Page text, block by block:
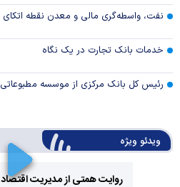
نفت، واسطه‌گری مالی و معدن نقطه اتکای
خدمات بانک تجارت در یک نگاه
رئیس کل بانک مرکزی از موسسه مطبوعاتی
ویدئو ویژه
روایت همتی از مدیریت